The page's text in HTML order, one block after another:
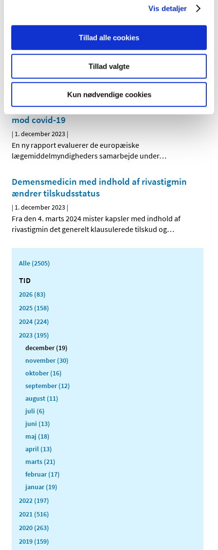
Vis detaljer
Tillad alle cookies
Tillad valgte
Kun nødvendige cookies
…
Tabletter med indhold af folsyre får
klausuleret tilskud
Den 11. december 2023 får tabletter med indhold af
folsyre generelt klausuleret tilskud. De har ikke tilskud i…
Evaluering af den fælleseuropæiske indsats
mod covid-19
| 1. december 2023 |
En ny rapport evaluerer de europæiske
lægemiddelmyndigheders samarbejde under…
Demensmedicin med indhold af rivastigmin
ændrer tilskudsstatus
| 1. december 2023 |
Fra den 4. marts 2024 mister kapsler med indhold af
rivastigmin det generelt klausulerede tilskud og…
Alle (2505)
TID
2026 (83)
2025 (158)
2024 (224)
2023 (195)
december (19)
november (30)
oktober (16)
september (12)
august (11)
juli (6)
juni (13)
maj (18)
april (13)
marts (21)
februar (17)
januar (19)
2022 (197)
2021 (516)
2020 (263)
2019 (159)